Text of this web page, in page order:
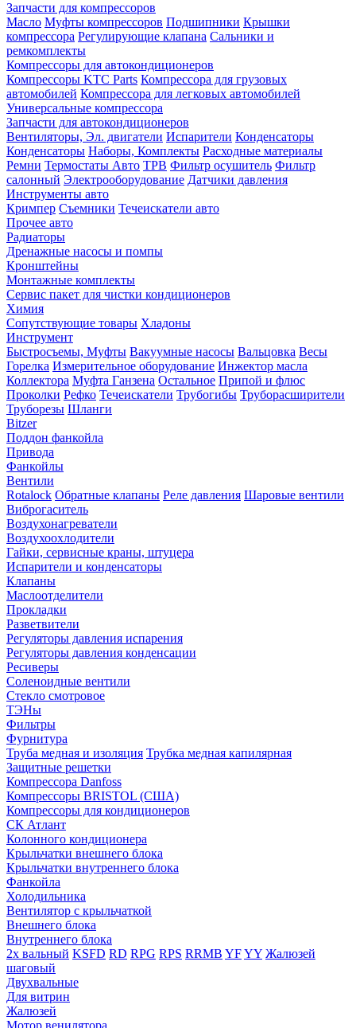
Запчасти для компрессоров
Масло Муфты компрессоров Подшипники Крышки
компрессора Регулирующие клапана Сальники и
ремкомплекты
Компрессоры для автокондиционеров
Компрессоры KTC Parts Компрессора для грузовых
автомобилей Компрессора для легковых автомобилей
Универсальные компрессора
Запчасти для автокондиционеров
Вентиляторы, Эл. двигатели Испарители Конденсаторы
Конденсаторы Наборы, Комплекты Расходные материалы
Ремни Термостаты Авто ТРВ Фильтр осушитель Фильтр
салонный Электрооборудование Датчики давления
Инструменты авто
Кримпер Съемники Течеискатели авто
Прочее авто
Радиаторы
Дренажные насосы и помпы
Кронштейны
Монтажные комплекты
Сервис пакет для чистки кондиционеров
Химия
Сопутствующие товары Хладоны
Инструмент
Быстросъемы, Муфты Вакуумные насосы Вальцовка Весы
Горелка Измерительное оборудование Инжектор масла
Коллектора Муфта Ганзена Остальное Припой и флюс
Проколки Рефко Течеискатели Трубогибы Труборасширители
Труборезы Шланги
Bitzer
Поддон фанкойла
Привода
Фанкойлы
Вентили
Rotalock Обратные клапаны Реле давления Шаровые вентили
Виброгаситель
Воздухонагреватели
Воздухоохлодители
Гайки, сервисные краны, штуцера
Испарители и конденсаторы
Клапаны
Маслоотделители
Прокладки
Разветвители
Регуляторы давления испарения
Регуляторы давления конденсации
Ресиверы
Соленоидные вентили
Стекло смотровое
ТЭНы
Фильтры
Фурнитура
Труба медная и изоляция Трубка медная капилярная
Защитные решетки
Компрессора Danfoss
Компрессоры BRISTOL (США)
Компрессоры для кондиционеров
СК Атлант
Колонного кондиционера
Крыльчатки внешнего блока
Крыльчатки внутреннего блока
Фанкойла
Холодильника
Вентилятор с крыльчаткой
Внешнего блока
Внутреннего блока
2х вальный KSFD RD RPG RPS RRMB YFYY Жалюзей
шаговый
Двухвальные
Для витрин
Жалюзей
Мотор венилятора